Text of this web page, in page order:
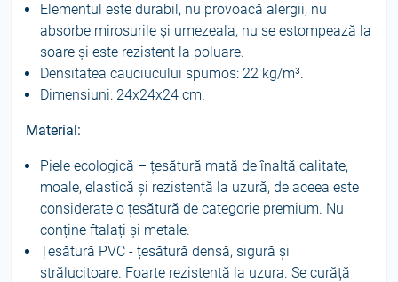
Elementul este durabil, nu provoacă alergii, nu
absorbe mirosurile și umezeala, nu se estompează la
soare și este rezistent la poluare.
Densitatea cauciucului spumos: 22 kg/m³.
Dimensiuni: 24x24x24 cm.
Material:
Piele ecologică – țesătură mată de înaltă calitate,
moale, elastică și rezistentă la uzură, de aceea este
considerate o țesătură de categorie premium. Nu
conține ftalați și metale.
Țesătură PVC - țesătură densă, sigură și
strălucitoare. Foarte rezistentă la uzura. Se curăță